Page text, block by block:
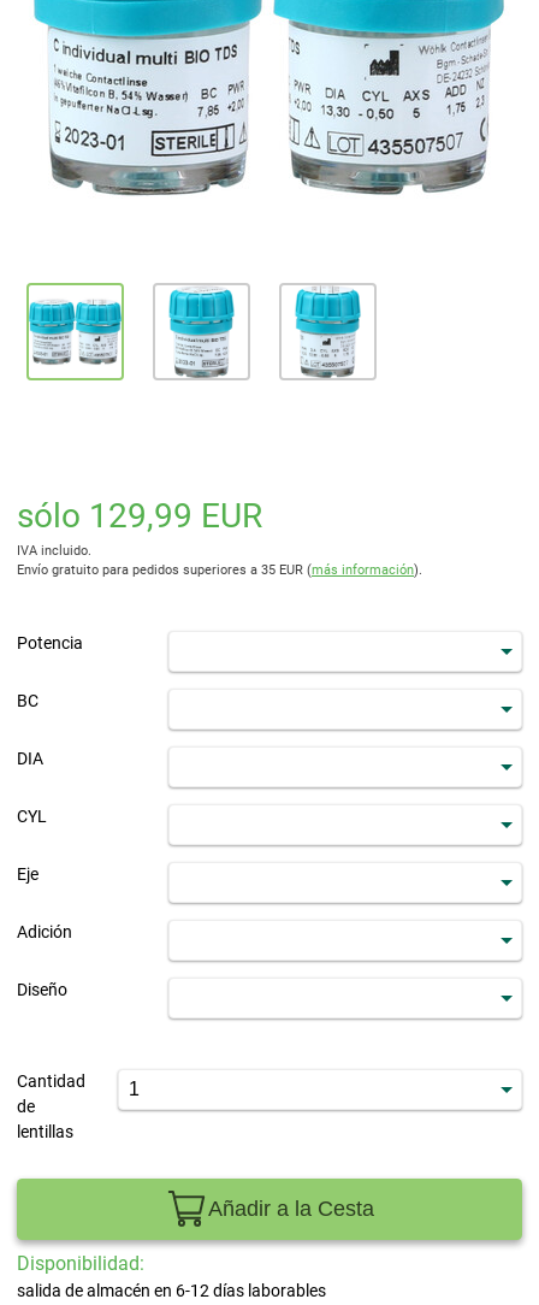
sólo 129,99 EUR
IVA incluido.
Envío gratuito para pedidos superiores a 35 EUR (más información).
Potencia
BC
DIA
CYL
Eje
Adición
Diseño
Cantidad
de
lentillas
Añadir a la Cesta
Disponibilidad:
salida de almacén en 6-12 días laborables